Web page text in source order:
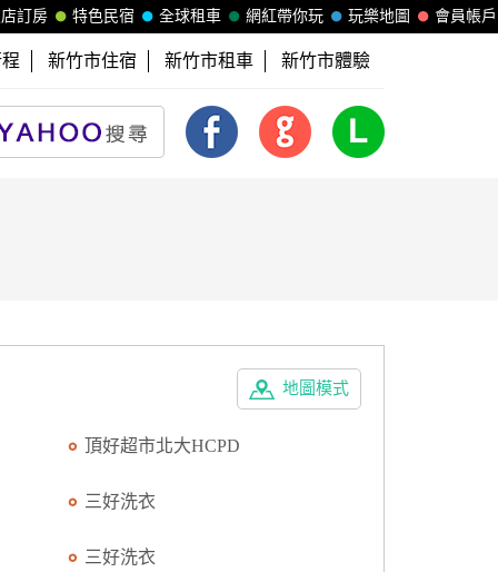
會員帳戶
玩樂地圖
網紅帶你玩
全球租車
特色民宿
訂房
新竹市住宿 新竹市租車 新竹市體驗
地圖模式
頂好超市北大HCPD
三好洗衣
三好洗衣